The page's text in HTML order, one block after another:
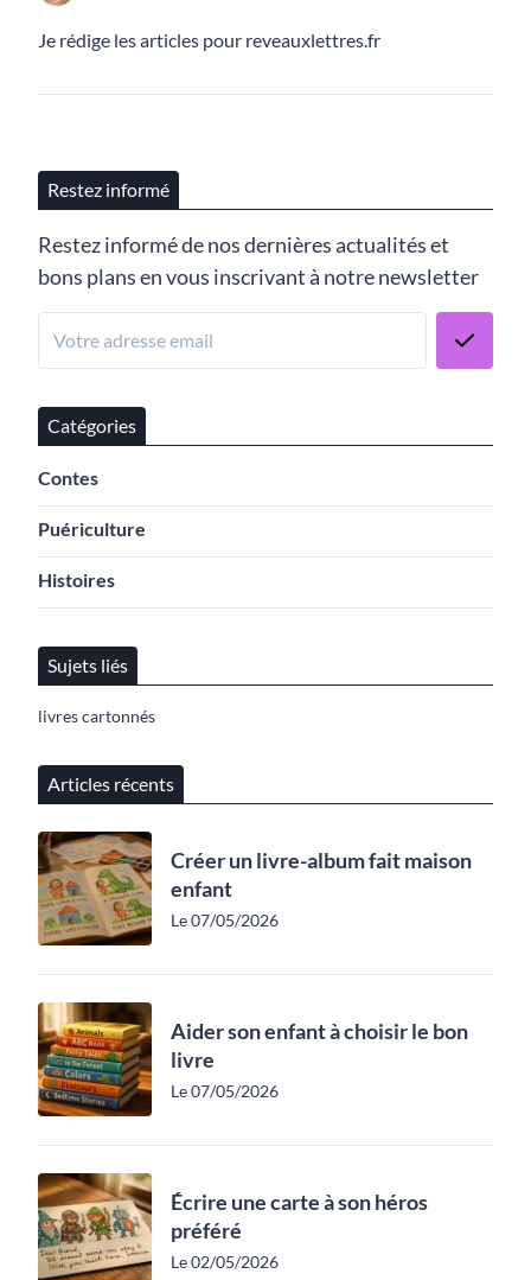
Je rédige les articles pour reveauxlettres.fr
Restez informé
Restez informé de nos dernières actualités et
bons plans en vous inscrivant à notre newsletter
Catégories
Contes
Puériculture
Histoires
Sujets liés
livres cartonnés
Articles récents
Créer un livre-album fait maison
enfant
Le 07/05/2026
Aider son enfant à choisir le bon
livre
Le 07/05/2026
Écrire une carte à son héros
préféré
Le 02/05/2026